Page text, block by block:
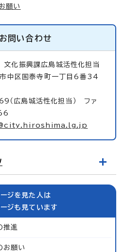
願い
お問い合わせ
文化振興課広島城活性化担当
区国泰寺町一丁目6番34
広島城活性化担当） ファ
ジを見た人は
ジも見ています
推進
お願い